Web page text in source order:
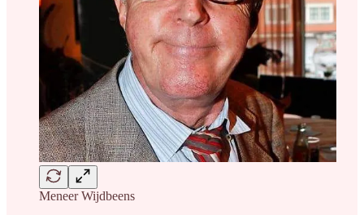
Meneer Wijdbeens